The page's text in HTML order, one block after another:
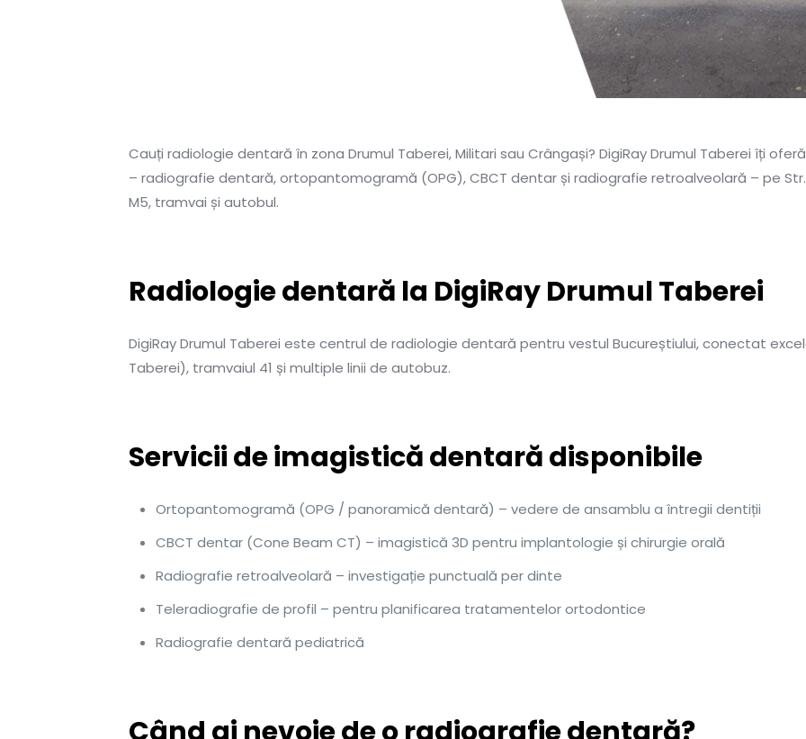
Cauți radiologie dentară în zona Drumul Taberei, Militari sau Crângași? DigiRay Drumul Taberei îți
– radiografie dentară, ortopantomogramă (OPG), CBCT dentar și radiografie retroalveolară – pe
M5, tramvai și autobul.
Radiologie dentară la DigiRay Drumul Taberei
DigiRay Drumul Taberei este centrul de radiologie dentară pentru vestul Bucureștiului, conectat
Taberei), tramvaiul 41 și multiple linii de autobuz.
Servicii de imagistică dentară disponibile
Ortopantomogramă (OPG / panoramică dentară) – vedere de ansamblu a întregii dentiții
CBCT dentar (Cone Beam CT) – imagistică 3D pentru implantologie și chirurgie orală
Radiografie retroalveolară – investigație punctuală per dinte
Teleradiografie de profil – pentru planificarea tratamentelor ortodontice
Radiografie dentară pediatrică